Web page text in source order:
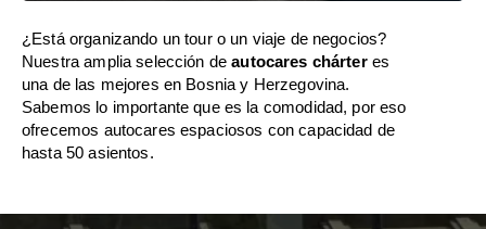
¿Está organizando un tour o un viaje de negocios?
Nuestra amplia selección deautocares chárteres
una de las mejores en Bosnia y Herzegovina.
Sabemos lo importante que es la comodidad, por eso
ofrecemos autocares espaciosos con capacidad de
hasta 50 asientos.